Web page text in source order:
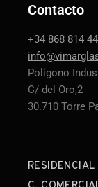
Contacto
+34 868 814
Polígono
C/ del Oro,2
30.710 Torre
RESIDENCIAL